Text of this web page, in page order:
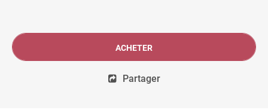
ACHETER
Partager